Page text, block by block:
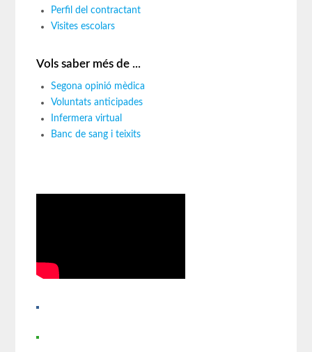
Perfil del contractant
Visites escolars
Vols saber més de ...
Segona opinió mèdica
Voluntats anticipades
Infermera virtual
Banc de sang i teixits